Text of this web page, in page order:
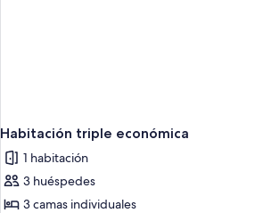
Habitación triple económica
1 habitación
3 huéspedes
3 camas individuales